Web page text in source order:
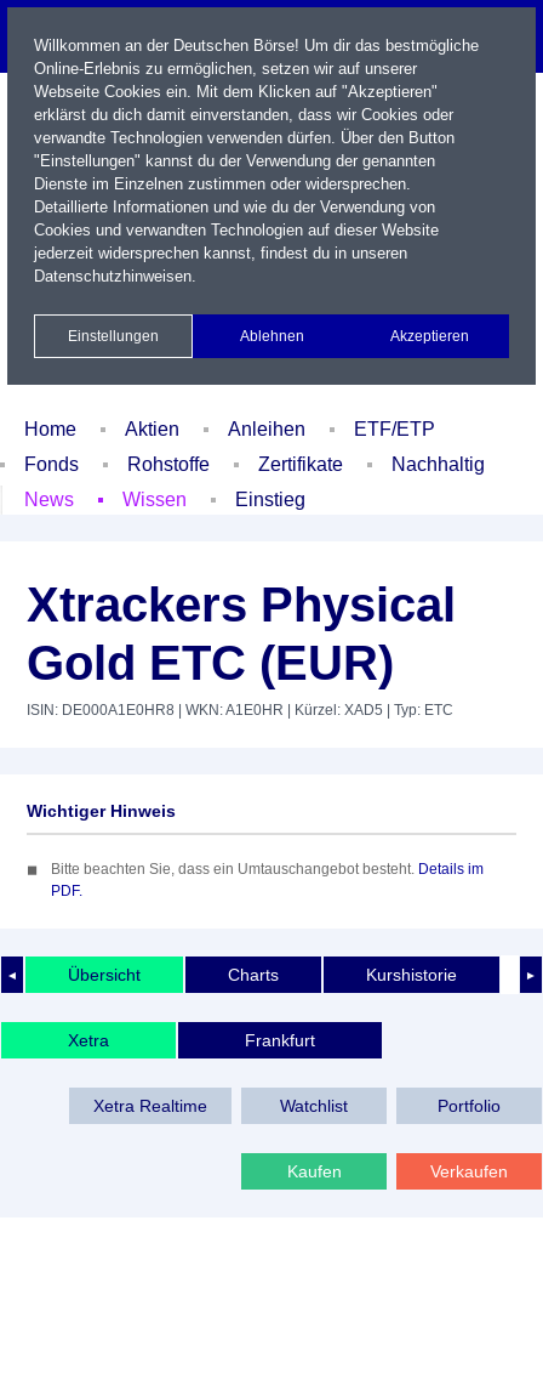
Name / WKN / ISIN / Kürzel
Xetra Realtime
Watchlist Portfolio Login
Home Aktien Anleihen
ETF/ETP
Fonds
Rohstoffe Zertifikate
Nachhaltig
News
Wissen Einstieg
Xtrackers Physical
Gold ETC (EUR)
ISIN: DE000A1E0HR8 | WKN: A1E0HR | Kürzel: XAD5 | Typ: ETC
Wichtiger Hinweis
Bitte beachten Sie, dass ein Umtauschangebot besteht. Details im
PDF.
◄ ►
Übersicht Charts Kurshistorie
Xetra Frankfurt
Xetra Realtime Watchlist Portfolio
Kaufen Verkaufen
Willkommen an der Deutschen Börse! Um dir das bestmögliche
Online-Erlebnis zu ermöglichen, setzen wir auf unserer
Webseite Cookies ein. Mit dem Klicken auf "Akzeptieren"
erklärst du dich damit einverstanden, dass wir Cookies oder
verwandte Technologien verwenden dürfen. Über den Button
"Einstellungen" kannst du der Verwendung der genannten
Dienste im Einzelnen zustimmen oder widersprechen.
Detaillierte Informationen und wie du der Verwendung von
Cookies und verwandten Technologien auf dieser Website
jederzeit widersprechen kannst, findest du in unseren
Datenschutzhinweisen.
Einstellungen Ablehnen Akzeptieren